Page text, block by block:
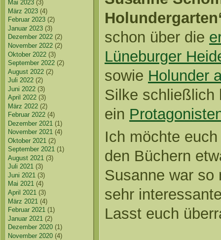
Mai 2023 (3)
März 2023 (4)
Februar 2023 (2)
Januar 2023 (3)
Dezember 2022 (2)
November 2022 (2)
Oktober 2022 (3)
September 2022 (2)
August 2022 (2)
Juli 2022 (2)
Juni 2022 (3)
April 2022 (3)
März 2022 (2)
Februar 2022 (4)
Dezember 2021 (1)
November 2021 (4)
Oktober 2021 (2)
September 2021 (1)
August 2021 (3)
Juli 2021 (3)
Juni 2021 (3)
Mai 2021 (4)
April 2021 (3)
März 2021 (4)
Februar 2021 (1)
Januar 2021 (2)
Dezember 2020 (1)
November 2020 (4)
schon über die
Lüneburger
sowie Holunder
Silke schließlich
ein
Ich möchte
den Büchern
Susanne war so
sehr
Lasst euch